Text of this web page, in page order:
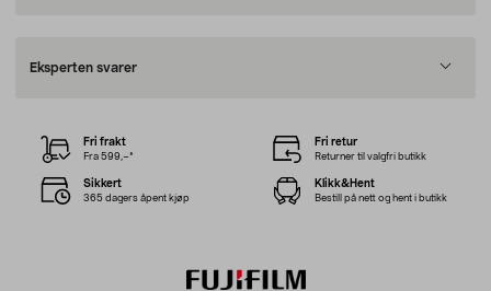
Eksperten svarer
Fri frakt
Fra 599,–*
Fri retur
Returner til valgfri butikk
Sikkert
365 dagers åpent kjøp
Klikk&Hent
Bestill på nett og hent i butikk